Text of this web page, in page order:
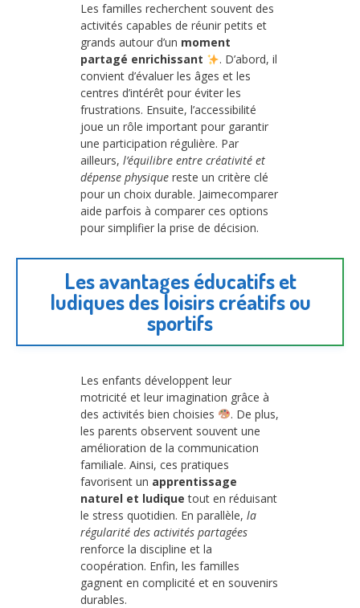
Les familles recherchent souvent des
activités capables de réunir petits et
grands autour d’un moment
partagé enrichissant
. D’abord, il
convient d’évaluer les âges et les
centres d’intérêt pour éviter les
frustrations. Ensuite, l’accessibilité
joue un rôle important pour garantir
une participation régulière. Par
ailleurs, l’équilibre entre créativité et
dépense physique reste un critère clé
pour un choix durable. Jaimecomparer
aide parfois à comparer ces options
pour simplifier la prise de décision.
Les avantages éducatifs et
ludiques des loisirs créatifs ou
sportifs
Les enfants développent leur
motricité et leur imagination grâce à
des activités bien choisies
. De plus,
les parents observent souvent une
amélioration de la communication
familiale. Ainsi, ces pratiques
favorisent un apprentissage
naturel et ludique tout en réduisant
le stress quotidien. En parallèle, la
régularité des activités partagées
renforce la discipline et la
coopération. Enfin, les familles
gagnent en complicité et en souvenirs
durables.